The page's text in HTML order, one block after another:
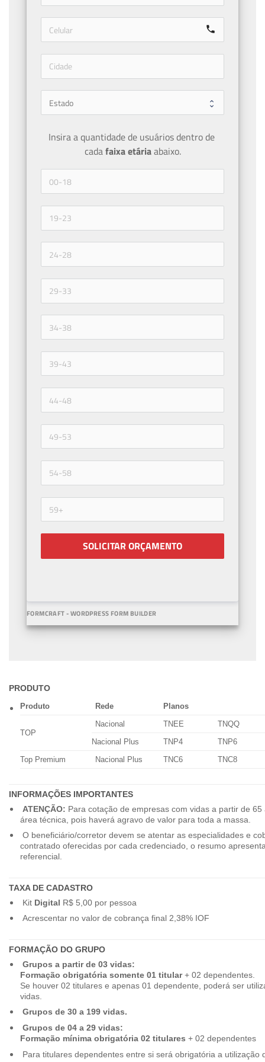
call
Insira a quantidade de usuários dentro de
cada faixa etária abaixo.
SOLICITAR ORÇAMENTO
FORMCRAFT - WORDPRESS FORM BUILDER
PRODUTO
Produto Rede Planos
TOP
Nacional TNEE
TNQQ
Nacional Plus
TNP4
TNP6
Top Premium
Nacional Plus TNC6 TNC8
INFORMAÇÕES IMPORTANTES
ATENÇÃO: Para cotação de empresas com vidas a partir de
área técnica, pois haverá agravo de valor para toda a massa.
O beneficiário/corretor devem se atentar as especialidades e
contratado oferecidas por cada credenciado, o resumo
referencial.
TAXA DE CADASTRO
Kit Digital R$ 5,00 por pessoa
Acrescentar no valor de cobrança final 2,38% IOF
FORMAÇÃO DO GRUPO
Grupos a partir de 03 vidas:
Formação obrigatória somente 01 titular+ 02 dependentes.
Se houver 02 titulares e apenas 01 dependente, poderá ser
vidas.
Grupos de 30 a 199 vidas.
Grupos de 04 a 29 vidas:
Formação mínima obrigatória 02 titulares + 02 dependentes
Para titulares dependentes entre si será obrigatória a utilização